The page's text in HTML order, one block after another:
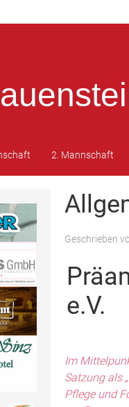
2. Mannschaft
Geschrieben
e.V.
Im
Satzung als
Pflege und